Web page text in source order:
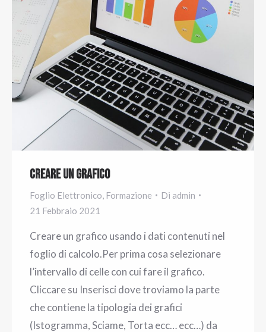
Creare un grafico
Foglio Elettronico, Formazione Di admin
21 Febbraio 2021
Creare un grafico usando i dati contenuti nel
foglio di calcolo.Per prima cosa selezionare
l’intervallo di celle con cui fare il grafico.
Cliccare su Inserisci dove troviamo la parte
che contiene la tipologia dei grafici
(Istogramma, Sciame, Torta ecc… ecc…) da